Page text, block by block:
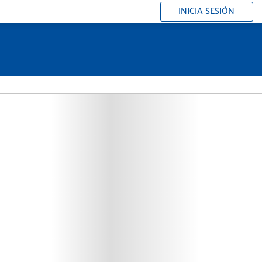
INICIA SESIÓN